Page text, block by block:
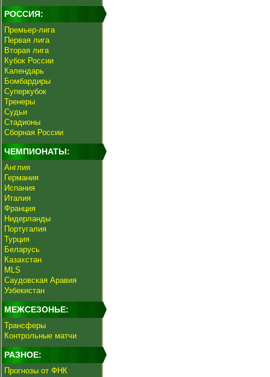
РОССИЯ:
Премьер-лига
Первая лига
Вторая лига
Кубок России
Календарь
Бомбардиры
Суперкубок
Тренеры
Судьи
Стадионы
Сборная России
ЧЕМПИОНАТЫ:
Англия
Германия
Испания
Италия
Франция
Нидерланды
Португалия
Турция
Беларусь
Казахстан
MLS
Саудовская Аравия
Узбекистан
МЕЖСЕЗОНЬЕ:
Трансферы
Контрольные матчи
РАЗНОЕ:
Прогнозы от ФНК